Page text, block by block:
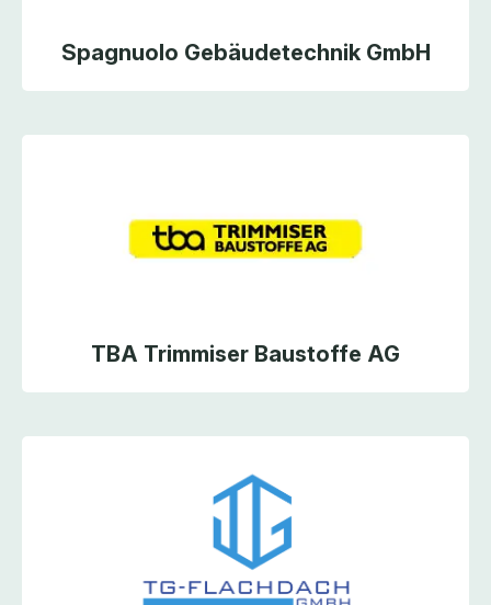
Spagnuolo Gebäudetechnik GmbH
TBA Trimmiser Baustoffe AG